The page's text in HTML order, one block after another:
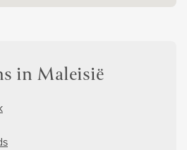
in Maleisië